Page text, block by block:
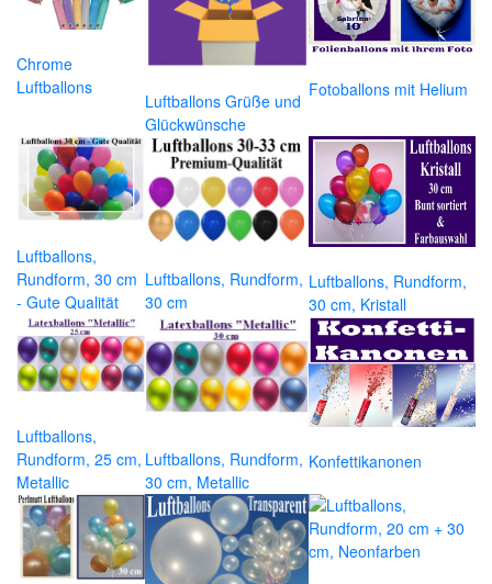
Chrome
Luftballons
Luftballons Grüße und
Glückwünsche
Fotoballons mit Helium
Luftballons,
Rundform, 30 cm
- Gute Qualität
Luftballons, Rundform,
30 cm
Luftballons, Rundform,
30 cm, Kristall
Luftballons,
Rundform, 25 cm,
Metallic
Luftballons, Rundform,
30 cm, Metallic
Konfettikanonen